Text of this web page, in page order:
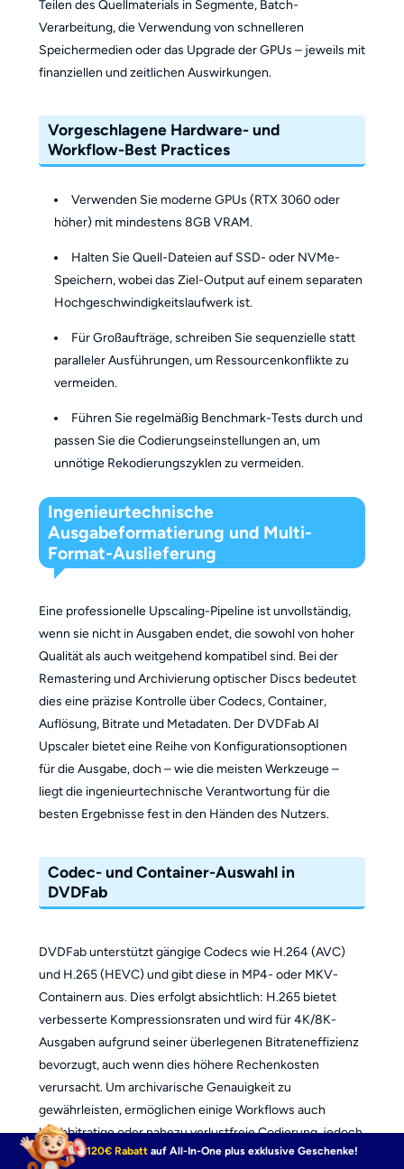
Teilen des Quellmaterials in Segmente, Batch-
Verarbeitung, die Verwendung von schnelleren
Speichermedien oder das Upgrade der GPUs – jeweils mit
finanziellen und zeitlichen Auswirkungen.
Vorgeschlagene Hardware- und
Workflow-Best Practices
Verwenden Sie moderne GPUs (RTX 3060 oder
höher) mit mindestens 8GB VRAM.
Halten Sie Quell-Dateien auf SSD- oder NVMe-
Speichern, wobei das Ziel-Output auf einem separaten
Hochgeschwindigkeitslaufwerk ist.
Für Großaufträge, schreiben Sie sequenzielle statt
paralleler Ausführungen, um Ressourcenkonflikte zu
vermeiden.
Führen Sie regelmäßig Benchmark-Tests durch und
passen Sie die Codierungseinstellungen an, um
unnötige Rekodierungszyklen zu vermeiden.
Ingenieurtechnische
Ausgabeformatierung und Multi-
Format-Auslieferung
Eine professionelle Upscaling-Pipeline ist unvollständig,
wenn sie nicht in Ausgaben endet, die sowohl von hoher
Qualität als auch weitgehend kompatibel sind. Bei der
Remastering und Archivierung optischer Discs bedeutet
dies eine präzise Kontrolle über Codecs, Container,
Auflösung, Bitrate und Metadaten. Der DVDFab AI
Upscaler bietet eine Reihe von Konfigurationsoptionen
für die Ausgabe, doch – wie die meisten Werkzeuge –
liegt die ingenieurtechnische Verantwortung für die
besten Ergebnisse fest in den Händen des Nutzers.
Codec- und Container-Auswahl in
DVDFab
DVDFab unterstützt gängige Codecs wie H.264 (AVC)
und H.265 (HEVC) und gibt diese in MP4- oder MKV-
Containern aus. Dies erfolgt absichtlich: H.265 bietet
verbesserte Kompressionsraten und wird für 4K/8K-
Ausgaben aufgrund seiner überlegenen Bitrateneffizienz
bevorzugt, auch wenn dies höhere Rechenkosten
verursacht. Um archivarische Genauigkeit zu
gewährleisten, ermöglichen einige Workflows auch
hochbitratige oder nahezu verlustfreie Codierung, jedoch
erfordern die Einschränkungen von Speicher- und
120€ Rabatt auf All-In-One plus exklusive Geschenke!